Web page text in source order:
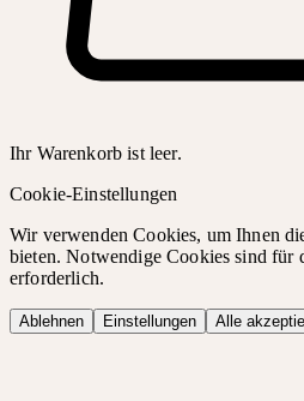
Ihr Warenkorb ist leer.
Cookie-Einstellungen
Wir verwenden Cookies, um Ihnen
bieten. Notwendige Cookies sind für
erforderlich.
Ablehnen Einstellungen Alle